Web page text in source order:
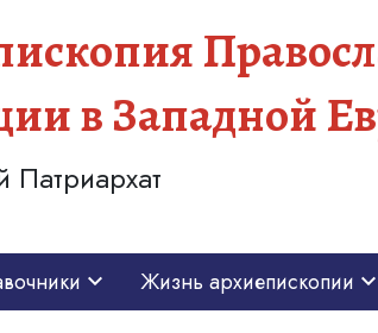
в Западной
Патриархат
Жизнь архиепископии